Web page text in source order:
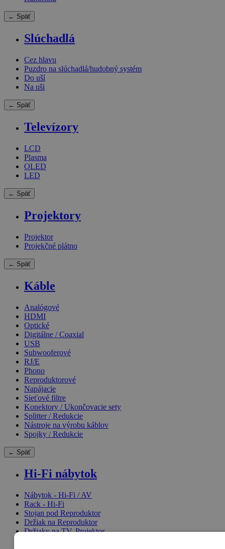
← Späť
Slúchadlá
Cez hlavu
Puzdro na slúchadlá/hudobný systém
Do uší
Na uši
← Späť
Televízory
LCD
Plasma
OLED
LED
← Späť
Projektory
Projektor
Projekčné plátno
← Späť
Káble
Analógové
HDMI
Optické
Digitálne / Coaxial
USB
Subwooferové
RJ/E
Phono
Reproduktorové
Napájacie
Sieťové filtre
Konektory / Ukončovacie sety
Splitter / Redukcie
Nástroje na výrobu káblov
Spojky / Redukcie
← Späť
Hi-Fi nábytok
Nábytok - Hi-Fi / AV
Rack - Hi-Fi
Stojan pod Reproduktor
Držiak na Reproduktor
Držiaky na TV, Projektor